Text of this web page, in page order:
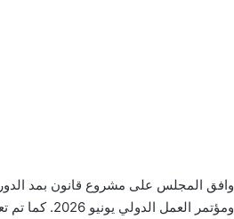
ومؤتمر العمل الدولي يونيو 2026. كما تم تعديل القانون لتصبح مدة الدورة النقابية 5 سنوات بدلًا من 4 سنوات، ويطبق من الدورة القادمة.